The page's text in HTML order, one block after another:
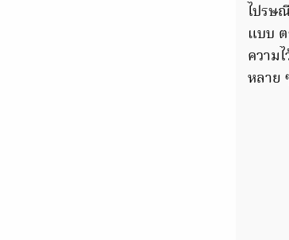
ไปรษ
แบบ
ความ
หลาย